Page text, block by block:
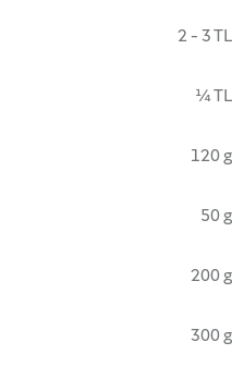
2 - 3 TL
¼ TL
120 g
50 g
200 g
300 g